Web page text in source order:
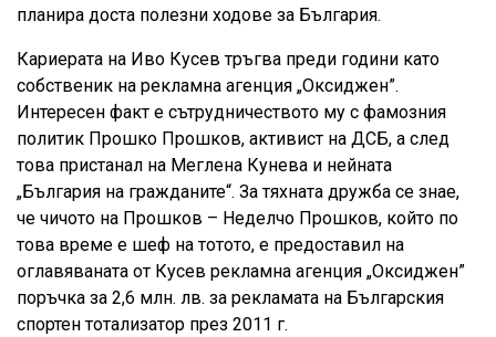
планира доста полезни ходове за България.
Кариерата на Иво Кусев тръгва преди години като
собственик на рекламна агенция „Оксиджен”.
Интересен факт е сътрудничеството му с фамозния
политик Прошко Прошков, активист на ДСБ, а след
това пристанал на Меглена Кунева и нейната
„България на гражданите“. За тяхната дружба се знае,
че чичото на Прошков – Неделчо Прошков, който по
това време е шеф на тотото, е предоставил на
оглавяваната от Кусев рекламна агенция „Оксиджен”
поръчка за 2,6 млн. лв. за рекламата на Българския
спортен тотализатор през 2011 г.